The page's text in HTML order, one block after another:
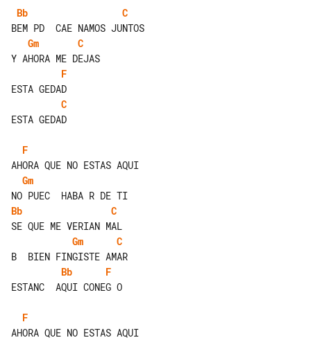
Bb
C
Gm
C
F
C
ESTA GEDAD
F
Gm
Bb
C
Gm
C
Bb
F
ESTANC  AQUI CONEG O
F